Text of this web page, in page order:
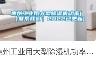
惠州工业用大型除湿机功率(【联系我们】2022已更新)